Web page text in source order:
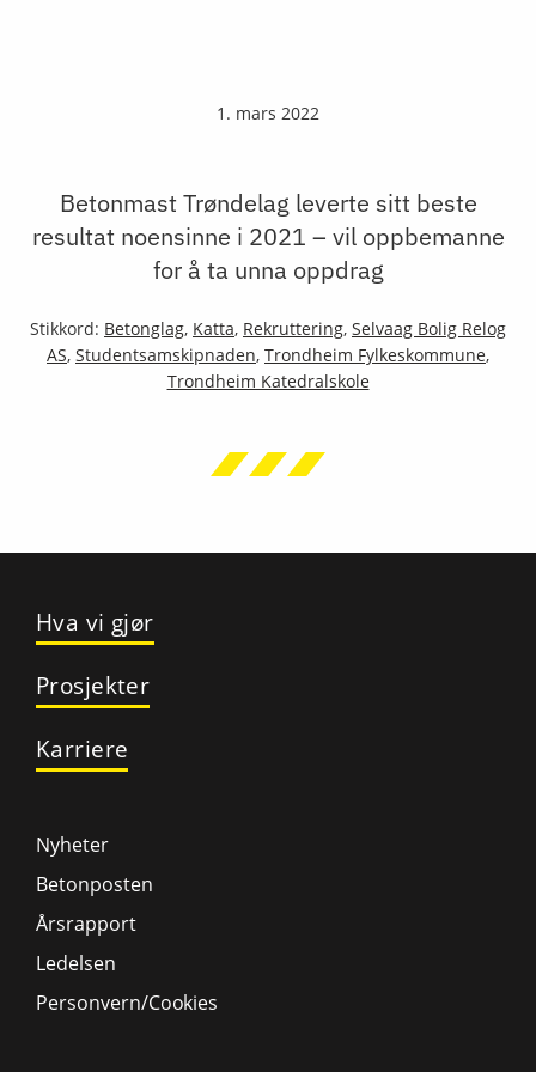
1. mars 2022
Betonmast Trøndelag leverte sitt beste
resultat noensinne i 2021 – vil oppbemanne
for å ta unna oppdrag
Stikkord: Betonglag, Katta, Rekruttering, Selvaag Bolig Relog
AS, Studentsamskipnaden, Trondheim Fylkeskommune,
Trondheim Katedralskole
Hva vi gjør
Prosjekter
Karriere
Nyheter
Betonposten
Årsrapport
Ledelsen
Personvern/Cookies